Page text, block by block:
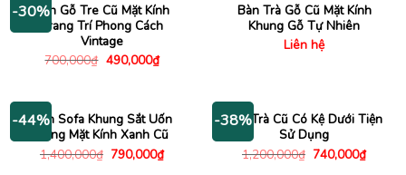
-30%Bàn Gỗ Tre Cũ Mặt Kính
Trang Trí Phong Cách
Vintage
700,000₫ Giá
490,000₫Giá
hiện
490,000₫.
Bàn Trà Gỗ Cũ Mặt Kính
Khung Gỗ Tự Nhiên
Liên hệ
-44%Bàn Sofa Khung Sắt Uốn
Cong Mặt Kính Xanh Cũ
1,400,000₫ Giá
790,000₫Giá
hiện
-38%
Bàn Trà Cũ Có Kệ Dưới Tiện
Sử Dụng
1,200,000₫ Giá
740,000₫Giá
hiện